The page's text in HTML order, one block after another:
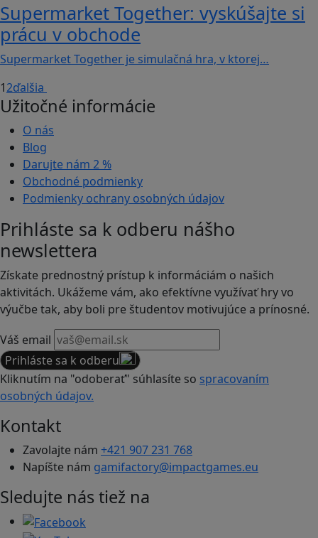
Supermarket Together: vyskúšajte si
prácu v obchode
Supermarket Together je simulačná hra, v ktorej…
12ďalšia
Užitočné informácie
O nás
Blog
Darujte nám 2 %
Obchodné podmienky
Podmienky ochrany osobných údajov
Prihláste sa k odberu nášho
newslettera
Získate prednostný prístup k informáciám o našich
aktivitách. Ukážeme vám, ako efektívne využívať hry vo
výučbe tak, aby boli pre študentov motivujúce a prínosné.
Váš email
Prihláste sa k odberu
Kliknutím na "odoberať" súhlasíte so spracovaním
osobných údajov.
Kontakt
Zavolajte nám +421 907 231 768
Napíšte nám gamifactory@impactgames.eu
Sledujte nás tiež na